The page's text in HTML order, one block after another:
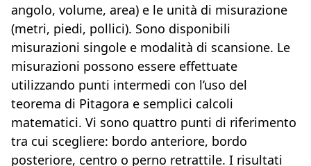
angolo, volume, area) e le unità di misurazione
(metri, piedi, pollici). Sono disponibili
misurazioni singole e modalità di scansione. Le
misurazioni possono essere effettuate
utilizzando punti intermedi con l’uso del
teorema di Pitagora e semplici calcoli
matematici. Vi sono quattro punti di riferimento
tra cui scegliere: bordo anteriore, bordo
posteriore, centro o perno retrattile. I risultati